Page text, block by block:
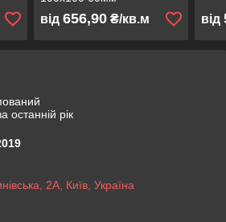
від 656,90₴/кв.м від
останній рік
2А, Київ, Україна